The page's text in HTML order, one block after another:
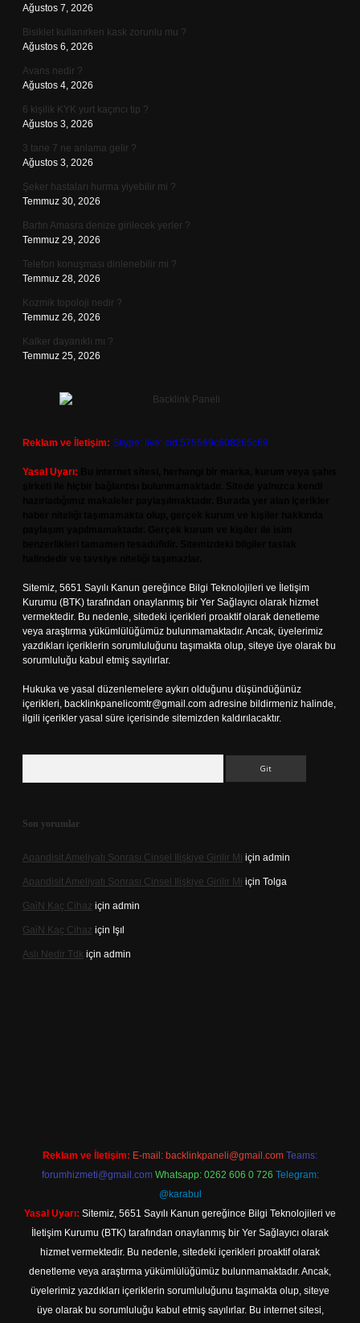
Ağustos 7, 2026
Bisiklet kullanırken kask zorunlu mu ?
Ağustos 6, 2026
Avans nedir ?
Ağustos 4, 2026
6 kişilik KYK yurt kaçıncı tip ?
Ağustos 3, 2026
3 tane 7 ne anlama gelir ?
Ağustos 3, 2026
Şeker hastaları hurma yiyebilir mi ?
Temmuz 30, 2026
Bartın Amasra denize girilecek yerler ?
Temmuz 29, 2026
Telefon konuşması dinlenebilir mi ?
Temmuz 28, 2026
Kozmik topoloji nedir ?
Temmuz 26, 2026
Kalker dayanıklı mı ?
Temmuz 25, 2026
Reklam ve İletişim: Skype: live:.cid.575569c608265c69
Yasal Uyarı:
Sitemiz, 5651 Sayılı Kanun gereğince Bilgi Teknolojileri ve İletişim
Kurumu (BTK) tarafından onaylanmış bir Yer Sağlayıcı olarak hizmet
vermektedir. Bu nedenle, sitedeki içerikleri proaktif olarak denetleme
veya araştırma yükümlülüğümüz bulunmamaktadır. Ancak, üyelerimiz
yazdıkları içeriklerin sorumluluğunu taşımakta olup, siteye üye olarak bu
sorumluluğu kabul etmiş sayılırlar.
Hukuka ve yasal düzenlemelere aykırı olduğunu düşündüğünüz
içerikleri, backlinkpanelicomtr@gmail.com adresine bildirmeniz halinde,
ilgili içerikler yasal süre içerisinde sitemizden kaldırılacaktır.
Son yorumlar
Apandisit Ameliyatı Sonrası Cinsel Ilişkiye Girilir Mi için admin
Apandisit Ameliyatı Sonrası Cinsel Ilişkiye Girilir Mi için Tolga
Gai̇N Kaç Cihaz için admin
Gai̇N Kaç Cihaz için Işıl
Aslı Nedir Tdk için admin
Reklam ve İletişim: E-mail: backlinkpaneli@gmail.com Teams:
forumhizmeti@gmail.com Whatsapp: 0262 606 0 726 Telegram:
@karabul
Yasal Uyarı: Sitemiz, 5651 Sayılı Kanun gereğince Bilgi Teknolojileri ve
İletişim Kurumu (BTK) tarafından onaylanmış bir Yer Sağlayıcı olarak
hizmet vermektedir. Bu nedenle, sitedeki içerikleri proaktif olarak
denetleme veya araştırma yükümlülüğümüz bulunmamaktadır. Ancak,
üyelerimiz yazdıkları içeriklerin sorumluluğunu taşımakta olup, siteye
üye olarak bu sorumluluğu kabul etmiş sayılırlar. Bu internet sitesi,